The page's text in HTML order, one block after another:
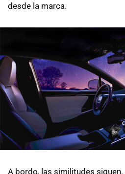
desde la marca.
A bordo, las similitudes